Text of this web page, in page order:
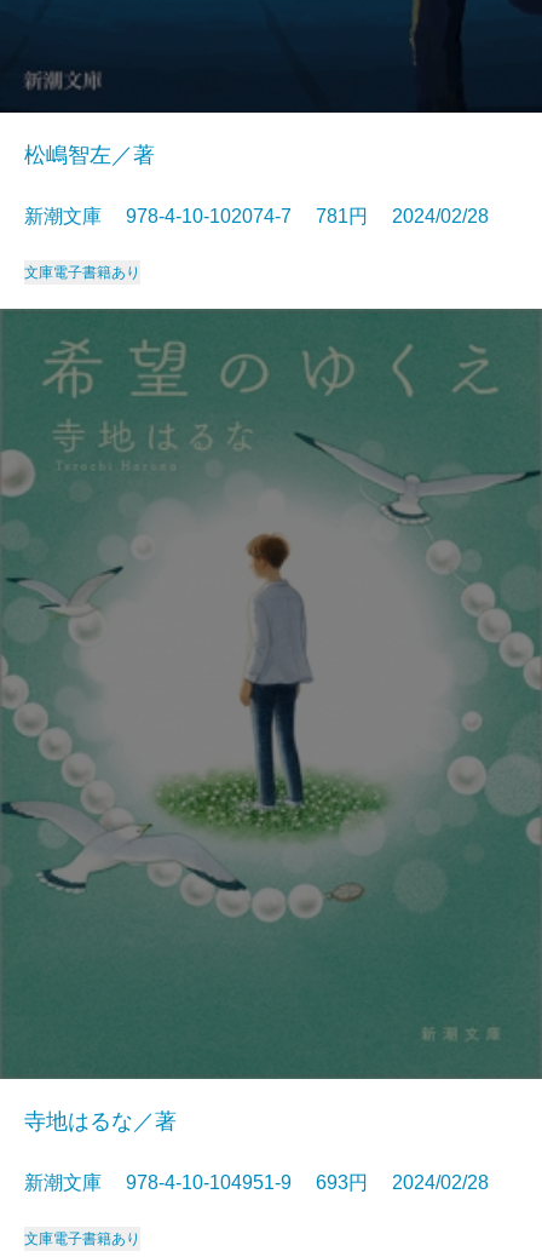
松嶋智左／著
新潮文庫 978-4-10-102074-7 781円 2024/02/28
文庫電子書籍あり
寺地はるな／著
新潮文庫 978-4-10-104951-9 693円 2024/02/28
文庫電子書籍あり